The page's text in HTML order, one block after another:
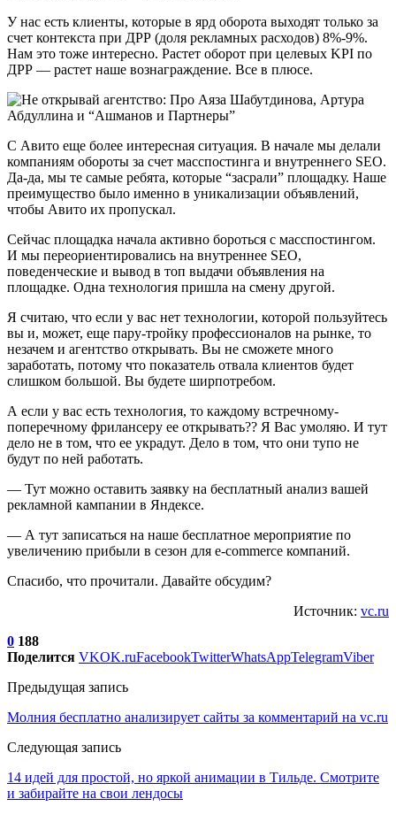
У нас есть клиенты, которые в ярд оборота выходят только за
счет контекста при ДРР (доля рекламных расходов) 8%-9%.
Нам это тоже интересно. Растет оборот при целевых KPI по
ДРР — растет наше вознаграждение. Все в плюсе.
С Авито еще более интересная ситуация. В начале мы делали
компаниям обороты за счет масспостинга и внутреннего SEO.
Да-да, мы те самые ребята, которые “засрали” площадку. Наше
преимущество было именно в уникализации объявлений,
чтобы Авито их пропускал.
Сейчас площадка начала активно бороться с масспостингом.
И мы переориентировались на внутреннее SEO,
поведенческие и вывод в топ выдачи объявления на
площадке. Одна технология пришла на смену другой.
Я считаю, что если у вас нет технологии, которой пользуйтесь
вы и, может, еще пару-тройку профессионалов на рынке, то
незачем и агентство открывать. Вы не сможете много
заработать, потому что показатель отвала клиентов будет
слишком большой. Вы будете ширпотребом.
А если у вас есть технология, то каждому встречному-
поперечному фрилансеру ее открывать?? Я Вас умоляю. И тут
дело не в том, что ее украдут. Дело в том, что они тупо не
будут по ней работать.
— Тут можно оставить заявку на бесплатный анализ вашей
рекламной кампании в Яндексе.
— А тут записаться на наше бесплатное мероприятие по
увеличению прибыли в сезон для e-commerce компаний.
Спасибо, что прочитали. Давайте обсудим?
Источник: vc.ru
0 188
Поделится VKOK.ruFacebookTwitterWhatsAppTelegramViber
Предыдущая запись
Молния бесплатно анализирует сайты за комментарий на vc.ru
Следующая запись
14 идей для простой, но яркой анимации в Тильде. Смотрите
и забирайте на свои лендосы